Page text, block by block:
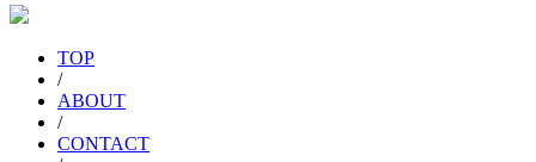
TOP
/
ABOUT
/
CONTACT